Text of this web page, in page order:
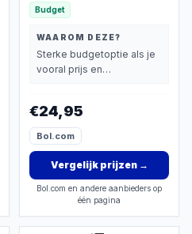
Budget
WAAROM DEZE?
Sterke budgetoptie als je
vooral prijs en
€24,95
Bol.com
Vergelijk prijzen→
Bol.com en andere aanbieders op
één pagina